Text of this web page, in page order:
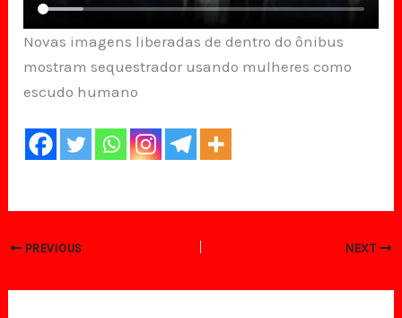
Novas imagens liberadas de dentro do ônibus
mostram sequestrador usando mulheres como
escudo humano
PREVIOUS NEXT